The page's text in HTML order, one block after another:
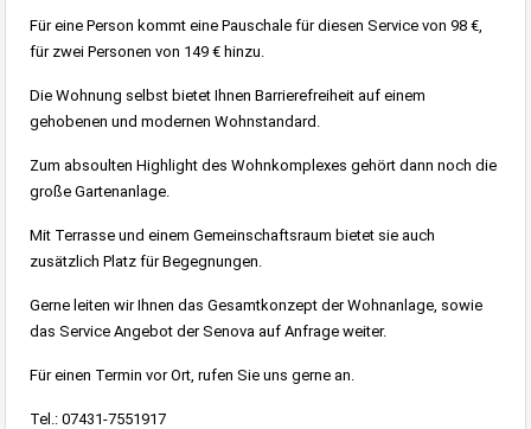
Für eine Person kommt eine Pauschale für diesen Service von 98 €,
für zwei Personen von 149 € hinzu.
Die Wohnung selbst bietet Ihnen Barrierefreiheit auf einem
gehobenen und modernen Wohnstandard.
Zum absoulten Highlight des Wohnkomplexes gehört dann noch die
große Gartenanlage.
Mit Terrasse und einem Gemeinschaftsraum bietet sie auch
zusätzlich Platz für Begegnungen.
Gerne leiten wir Ihnen das Gesamtkonzept der Wohnanlage, sowie
das Service Angebot der Senova auf Anfrage weiter.
Für einen Termin vor Ort, rufen Sie uns gerne an.
Tel.: 07431-7551917